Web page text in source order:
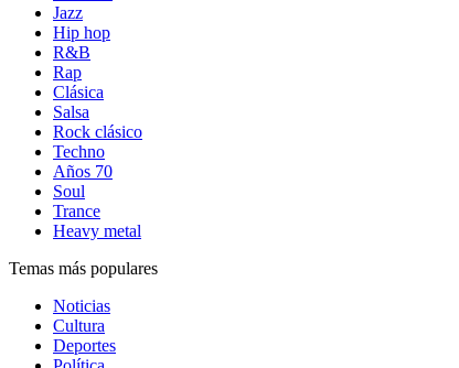
Jazz
Hip hop
R&B
Rap
Clásica
Salsa
Rock clásico
Techno
Años 70
Soul
Trance
Heavy metal
Temas más populares
Noticias
Cultura
Deportes